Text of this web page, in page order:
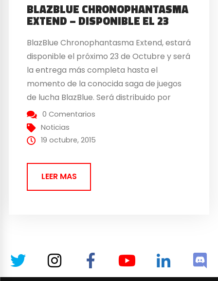
BLAZBLUE CHRONOPHANTASMA
EXTEND – DISPONIBLE EL 23
BlazBlue Chronophantasma Extend, estará
disponible el próximo 23 de Octubre y será
la entrega más completa hasta el
momento de la conocida saga de juegos
de lucha BlazBlue. Será distribuido por
BadLand Games y estará disponible en
formato físico para Xbox One, PlayStation
4, PlayStation 3 y PlayStation Vita. Los
0 Comentarios
Noticias
19 octubre, 2015
LEER MAS